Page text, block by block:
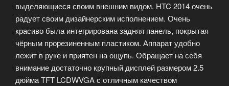
выделяющиеся своим внешним видом. HTC 2014 очень
радует своим дизайнерским исполнением. Очень
красиво была интегрирована задняя панель, покрытая
чёрным прорезиненным пластиком. Аппарат удобно
лежит в руке и приятен на ощупь. Обращает на себя
внимание достаточно крупный дисплей размером 2.5
дюйма TFT LCDWVGA с отличным качеством